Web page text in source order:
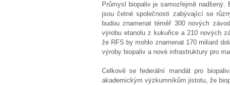
Průmysl biopaliv je samozřejmě
jsou četné společnosti zabývající se
budou znamenat téměř 300 nových
výrobu etanolu z kukuřice a 210 nových
že RFS by mohlo znamenat 170 miliard
výroby biopaliv a nové infrastruktury pro
Celkově se federální mandát pro
akademickým výzkumníkům jistotu, že